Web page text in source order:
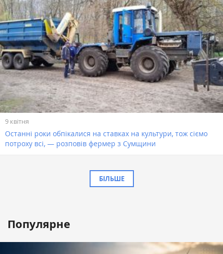
9 квітня
Останні роки обпікалися на ставках на культури, тож сіємо
потроху всі, — розповів фермер з Сумщини
БІЛЬШЕ
Популярне